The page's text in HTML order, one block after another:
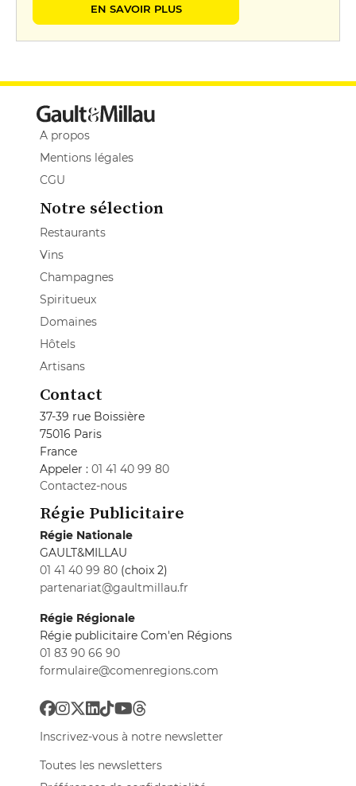
EN SAVOIR PLUS
A propos
Mentions légales
CGU
Notre sélection
Restaurants
Vins
Champagnes
Spiritueux
Domaines
Hôtels
Artisans
Contact
37-39 rue Boissière
75016 Paris
France
Appeler : 01 41 40 99 80
Contactez-nous
Régie Publicitaire
Régie Nationale
GAULT&MILLAU
01 41 40 99 80 (choix 2)
partenariat@gaultmillau.fr
Régie Régionale
Régie publicitaire Com'en Régions
01 83 90 66 90
formulaire@comenregions.com
Inscrivez-vous à notre newsletter
Toutes les newsletters